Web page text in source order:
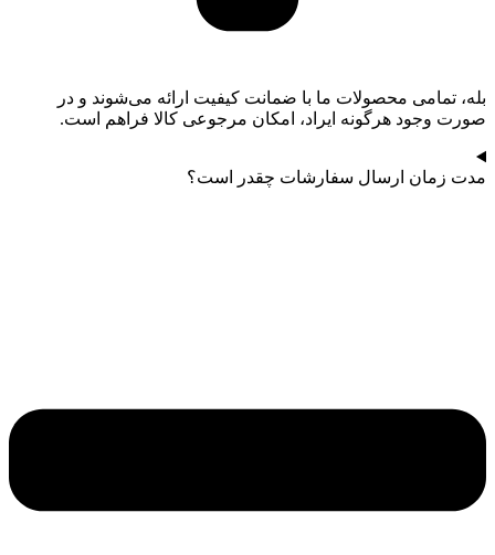
بله، تمامی محصولات ما با ضمانت کیفیت ارائه می‌شوند و در
صورت وجود هرگونه ایراد، امکان مرجوعی کالا فراهم است.
مدت زمان ارسال سفارشات چقدر است؟